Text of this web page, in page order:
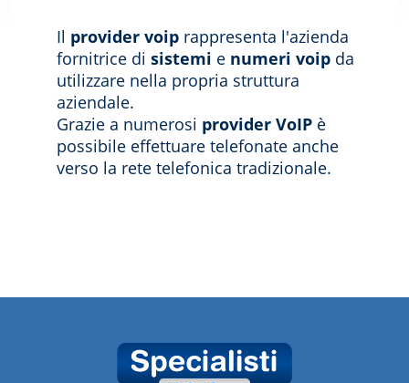
Il provider voip rappresenta l'azienda
fornitrice disistemi e numeri voip da
utilizzare nella propria struttura
aziendale.
Grazie a numerosi provider VoIP è
possibile effettuare telefonate anche
verso la rete telefonica tradizionale.